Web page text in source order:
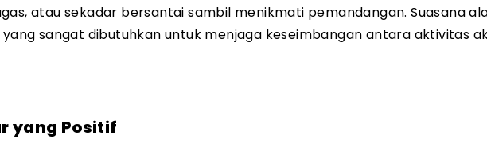
atau sekadar bersantai sambil menikmati pemandangan. Suasana
sangat dibutuhkan untuk menjaga keseimbangan antara aktivitas
yang Positif